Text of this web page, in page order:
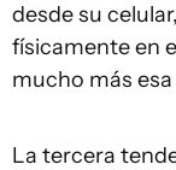
desde su
físicamente en
mucho más
La tercera